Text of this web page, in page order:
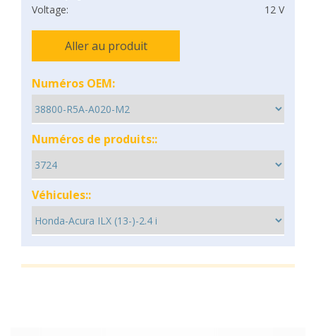
Voltage: 12 V
Aller au produit
Numéros OEM:
Numéros de produits::
Véhicules::